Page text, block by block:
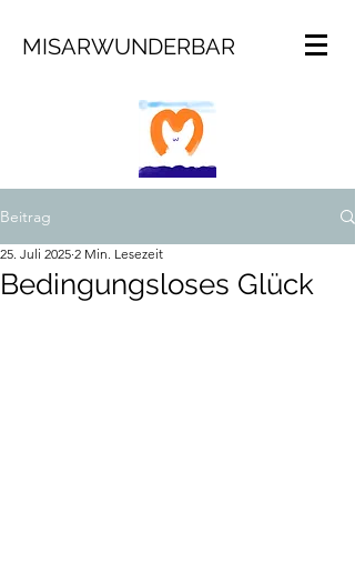
MISARWUNDERBAR
Beitrag
Bedingungsloses Glück
25. Juli 2025 2 Min. Lesezeit